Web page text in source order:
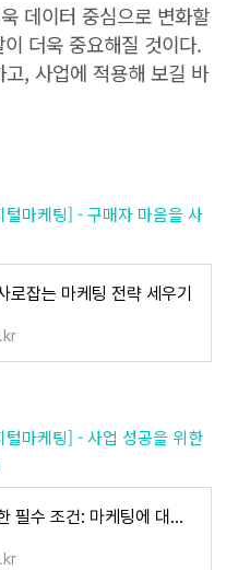
데이터 중심으로 변화할
더욱 중요해질 것이다.
, 사업에 적용해 보길 바
마케팅] - 구매자 마음을 사
로잡는 마케팅 전략 세우기
마케팅] - 사업 성공을 위한
사업 성공을 위한 필수 조건: 마케팅에 대한 모든 것